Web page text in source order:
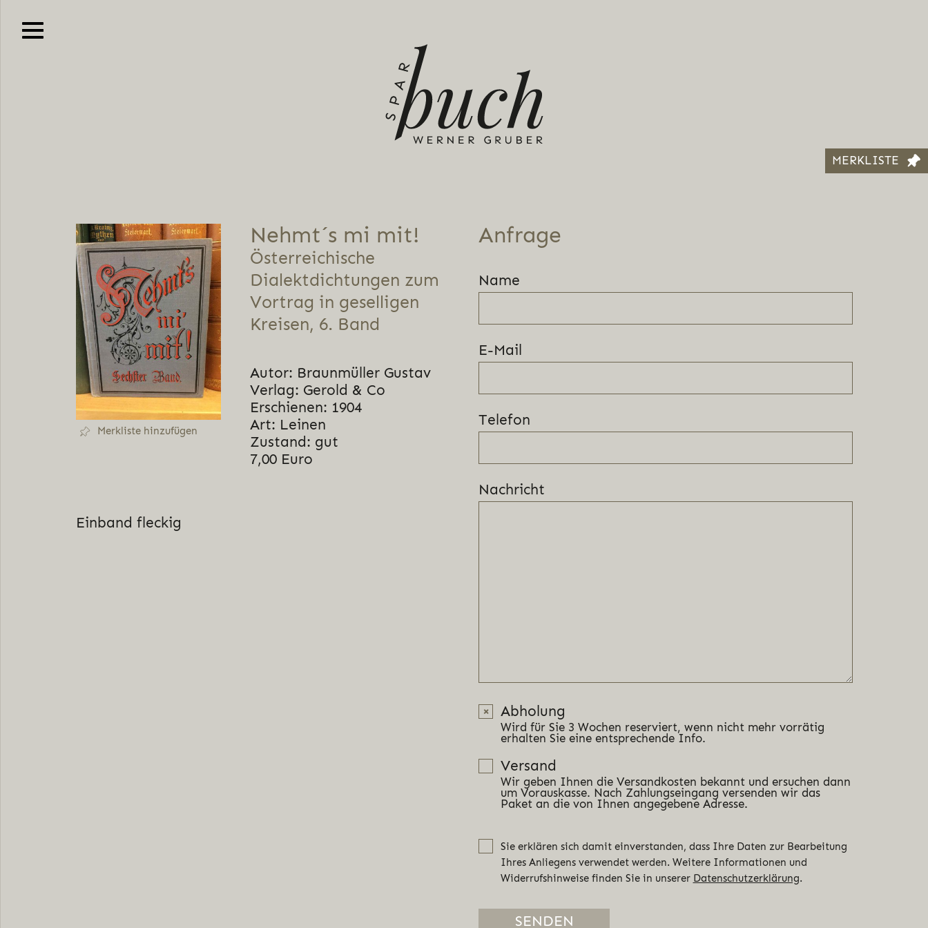
Merkliste hinzufügen
Nehmt´s mi mit!
Österreichische
Dialektdichtungen zum
Vortrag in geselligen
Kreisen, 6. Band
Autor: Braunmüller Gustav
Verlag: Gerold & Co
Erschienen: 1904
Art: Leinen
Zustand: gut
7,00 Euro
Einband fleckig
Anfrage
Name
E-Mail
Telefon
Nachricht
Abholung
Wird für Sie 3 Wochen reserviert, wenn nicht mehr vorrätig
erhalten Sie eine entsprechende Info.
Versand
Wir geben Ihnen die Versandkosten bekannt und ersuchen dann
um Vorauskasse. Nach Zahlungseingang versenden wir das
Paket an die von Ihnen angegebene Adresse.
Sie erklären sich damit einverstanden, dass Ihre Daten zur Bearbeitung
Ihres Anliegens verwendet werden. Weitere Informationen und
Widerrufshinweise finden Sie in unserer Datenschutzerklärung.
MERKLISTE